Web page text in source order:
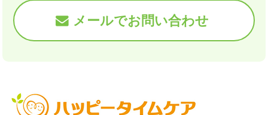
メールでお問い合わせ